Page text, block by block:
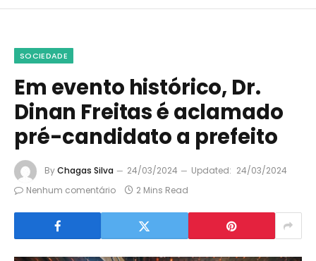
SOCIEDADE
Em evento histórico, Dr.
Dinan Freitas é aclamado
pré-candidato a prefeito
ByChagas Silva 24/03/2024 Updated: 24/03/2024
Nenhum comentário
2 Mins Read